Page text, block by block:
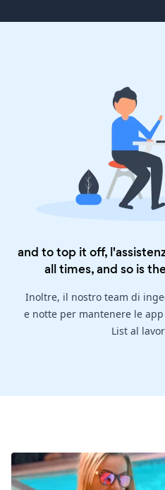
and to top it off,
all times, and so is
Inoltre, il nostro team di
e notte per mantenere le
List al